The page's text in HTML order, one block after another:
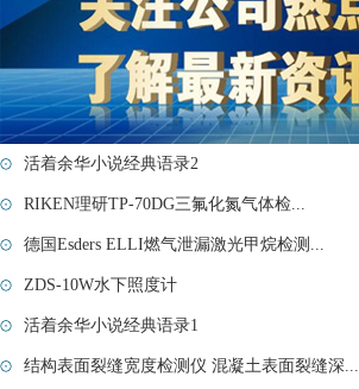
活着余华小说经典语录2
RIKEN理研TP-70DG三氟化氮气体检...
德国Esders ELLI燃气泄漏激光甲烷检测...
ZDS-10W水下照度计
活着余华小说经典语录1
结构表面裂缝宽度检测仪 混凝土表面裂缝深...